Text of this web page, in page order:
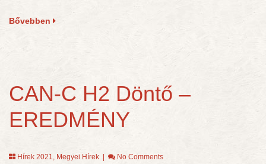
Bővebben
CAN-C H2 Döntő –
EREDMÉNY
Hírek 2021, Megyei Hírek No Comments